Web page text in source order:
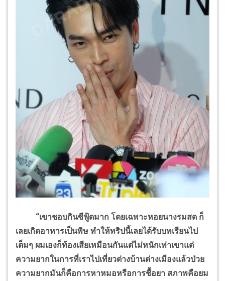
“เขาชอบกินซีฟู้ดมาก โดยเฉพาะหอยนางรมสด ก็
เลยเกิดอาหารเป็นพิษ ทำให้ทริปนี้เลยได้รับบทเรียนไป
เต็มๆ ผมเองก็ท้องเสียเหมือนกันแต่ไม่หนักเท่าเขาแต่
ความยากในการที่เราไปเที่ยวต่างบ้านต่างเมืองแล้วป่วย
ความยากมันก็คือการหาหมอหรือการชื้อยา สภาพคือยม